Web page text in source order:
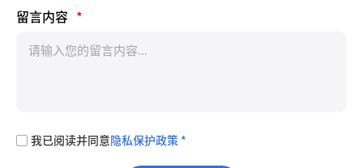
留言内容 *
我已阅读并同意 隐私保护政策 *